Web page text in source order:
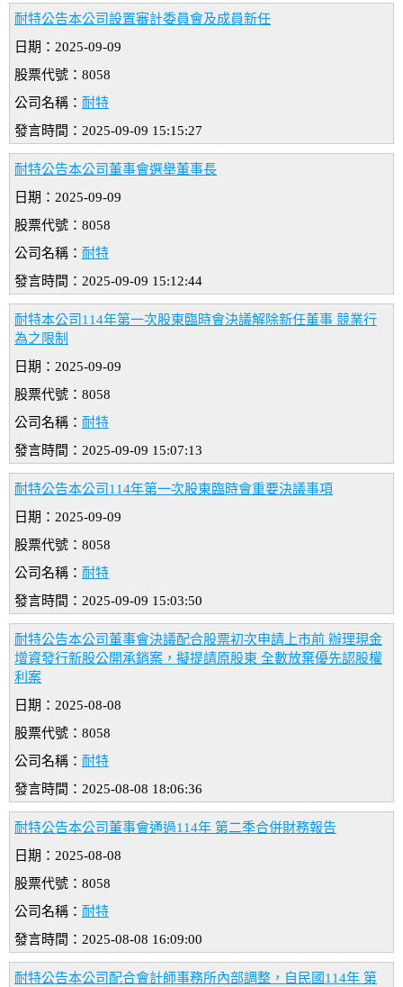
耐特公告本公司設置審計委員會及成員新任
日期：2025-09-09
股票代號：8058
公司名稱： 耐特
發言時間：2025-09-09 15:15:27
耐特公告本公司董事會選舉董事長
日期：2025-09-09
股票代號：8058
公司名稱： 耐特
發言時間：2025-09-09 15:12:44
耐特本公司114年第一次股東臨時會決議解除新任董事 競業行
為之限制
日期：2025-09-09
股票代號：8058
公司名稱： 耐特
發言時間：2025-09-09 15:07:13
耐特公告本公司114年第一次股東臨時會重要決議事項
日期：2025-09-09
股票代號：8058
公司名稱： 耐特
發言時間：2025-09-09 15:03:50
耐特公告本公司董事會決議配合股票初次申請上市前 辦理現金
增資發行新股公開承銷案，擬提請原股東 全數放棄優先認股權
利案
日期：2025-08-08
股票代號：8058
公司名稱： 耐特
發言時間：2025-08-08 18:06:36
耐特公告本公司董事會通過114年 第二季合併財務報告
日期：2025-08-08
股票代號：8058
公司名稱： 耐特
發言時間：2025-08-08 16:09:00
耐特公告本公司配合會計師事務所內部調整，自民國114年 第